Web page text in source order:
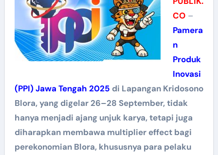
CO –
Pamera
n
Produk
Inovasi
(PPI) Jawa Tengah 2025 di Lapangan Kridosono
Blora, yang digelar 26–28 September, tidak
hanya menjadi ajang unjuk karya, tetapi juga
diharapkan membawa multiplier effect bagi
perekonomian Blora, khususnya para pelaku